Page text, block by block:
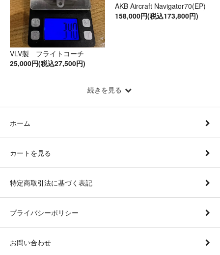
VLV製 フライトコーチ
25,000円(税込27,500円)
AKB Aircraft Navigator70(EP)
158,000円(税込173,800円)
続きを見る
ホーム
カートを見る
特定商取引法に基づく表記
プライバシーポリシー
お問い合わせ